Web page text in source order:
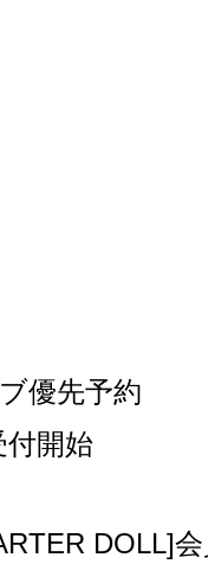
優先予約
付開始
DOLL]